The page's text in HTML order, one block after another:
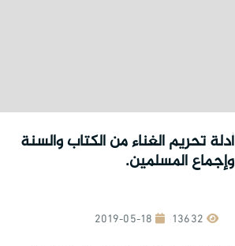
أدلة تحريم الغناء من الكتاب والسنة
وإجماع المسلمين.
2019-05-18